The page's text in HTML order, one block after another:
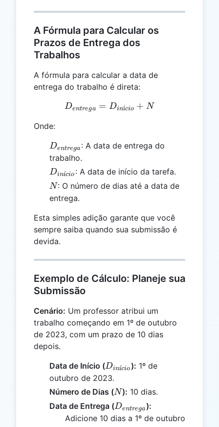
A Fórmula para Calcular os
Prazos de Entrega dos
Trabalhos
A fórmula para calcular a data de
entrega do trabalho é direta:
D_{entrega} =
Dentrega = Dinı
ˊcio + N
Onde:
D_{entrega}
Dentrega : A data de entrega do
trabalho.
D_{início}
Dinı
ˊcio : A data de início da tarefa.
N
N: O número de dias até a data de
entrega.
Esta simples adição garante que você
sempre saiba quando sua submissão é
devida.
Exemplo de Cálculo: Planeje sua
Submissão
Cenário: Um professor atribui um
trabalho começando em 1º de outubro
de 2023, com um prazo de 10 dias
depois.
Data de Início (D_{início}
Dinı
ˊcio): 1º de
outubro de 2023.
Número de Dias (N
N): 10 dias.
Data de Entrega (D_{entrega}
Dentrega):
Adicione 10 dias a 1º de outubro